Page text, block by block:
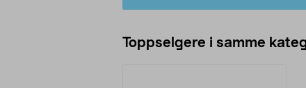
Toppselgere i samme